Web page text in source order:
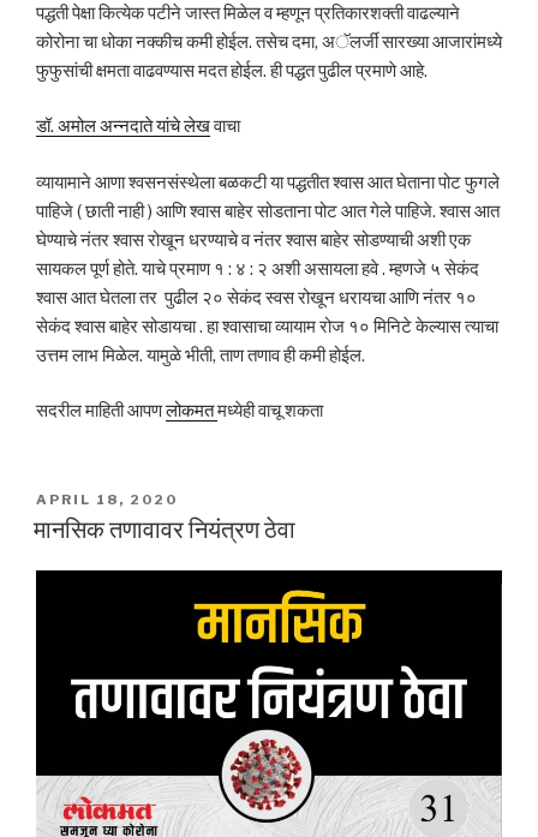
पद्धती पेक्षा कित्येक पटीने जास्त मिळेल व म्हणून प्रतिकारशक्ती वाढल्याने
कोरोना चा धोका नक्कीच कमी होईल. तसेच दमा, अॅलर्जी सारख्या आजारांमध्ये
फुफुसांची क्षमता वाढवण्यास मदत होईल. ही पद्धत पुढील प्रमाणे आहे.
डॉ. अमोल अन्नदाते यांचे लेखवाचा
व्यायामाने आणा श्वसनसंस्थेला बळकटी या पद्धतीत श्वास आत घेताना पोट फुगले
पाहिजे ( छाती नाही ) आणि श्वास बाहेर सोडताना पोट आत गेले पाहिजे. श्वास आत
घेण्याचे नंतर श्वास रोखून धरण्याचे व नंतर श्वास बाहेर सोडण्याची अशी एक
सायकल पूर्ण होते. याचे प्रमाण १ : ४ : २ अशी असायला हवे . म्हणजे ५ सेकंद
श्वास आत घेतला तर पुढील २० सेकंद स्वस रोखून धरायचा आणि नंतर १०
सेकंद श्वास बाहेर सोडायचा . हा श्वासाचा व्यायाम रोज १० मिनिटे केल्यास त्याचा
उत्तम लाभ मिळेल. यामुळे भीती, ताण तणाव ही कमी होईल.
सदरील माहिती आपणलोकमतमध्येही वाचू शकता
POSTED
ON
APRIL 18, 2020
मानसिक तणावावर नियंत्रण ठेवा